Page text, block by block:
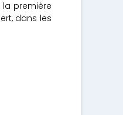
première
dans les